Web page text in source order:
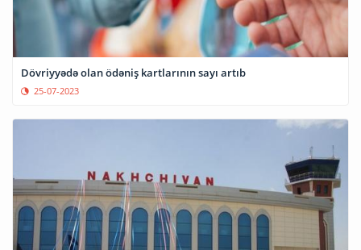
Dövriyyədə olan ödəniş kartlarının sayı artıb
25-07-2023